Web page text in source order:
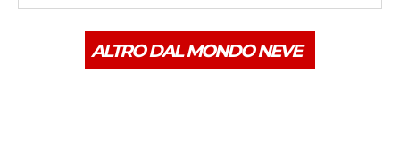
ALTRO DAL MONDO NEVE